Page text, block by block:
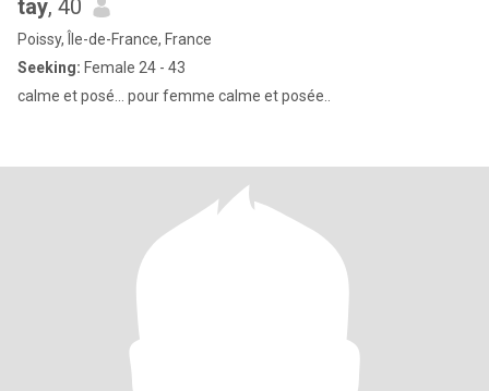
tay, 40
Poissy, Île-de-France, France
Seeking: Female 24 - 43
calme et posé... pour femme calme et posée..